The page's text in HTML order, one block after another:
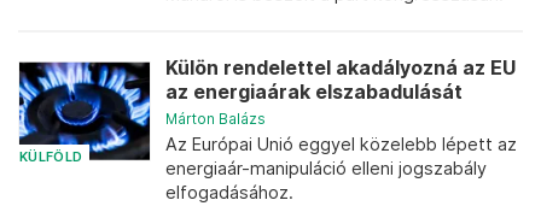
KÜLFÖLD
Külön rendelettel akadályozná az EU
az energiaárak elszabadulását
Márton Balázs
Az Európai Unió eggyel közelebb lépett az
energiaár-manipuláció elleni jogszabály
elfogadásához.